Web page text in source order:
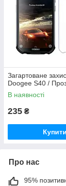
Загартоване
Doogee S40 /
В наявності
235 ₴
Купити
Про нас
95%